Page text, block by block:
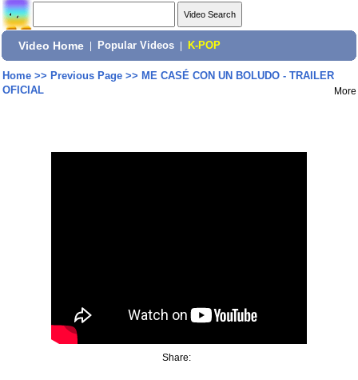
Video Home Popular Videos K-POP
Home>> Previous Page>> ME CASÉ CON UN BOLUDO - TRAILER
OFICIAL
More
Share: